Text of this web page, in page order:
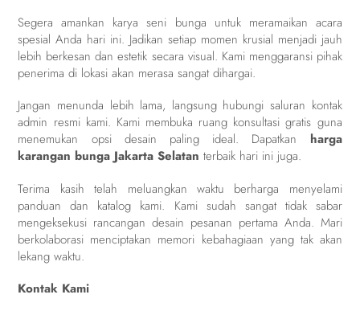
Segera amankan karya seni bunga untuk meramaikan acara
spesial Anda hari ini. Jadikan setiap momen krusial menjadi jauh
lebih berkesan dan estetik secara visual. Kami menggaransi pihak
penerima di lokasi akan merasa sangat dihargai.
Jangan menunda lebih lama, langsung hubungi saluran kontak
admin resmi kami. Kami membuka ruang konsultasi gratis guna
menemukan opsi desain paling ideal. Dapatkan harga
karangan bunga Jakarta Selatan terbaik hari ini juga.
Terima kasih telah meluangkan waktu berharga menyelami
panduan dan katalog kami. Kami sudah sangat tidak sabar
mengeksekusi rancangan desain pesanan pertama Anda. Mari
berkolaborasi menciptakan memori kebahagiaan yang tak akan
lekang waktu.
Kontak Kami